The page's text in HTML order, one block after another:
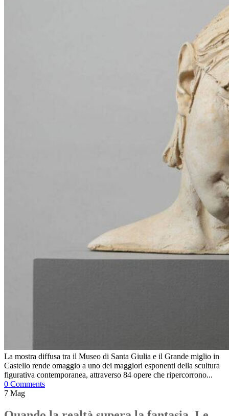
La mostra diffusa tra il Museo di Santa Giulia e il Grande miglio in
Castello rende omaggio a uno dei maggiori esponenti della scultura
figurativa contemporanea, attraverso 84 opere che ripercorrono...
0 Comments
7 Mag